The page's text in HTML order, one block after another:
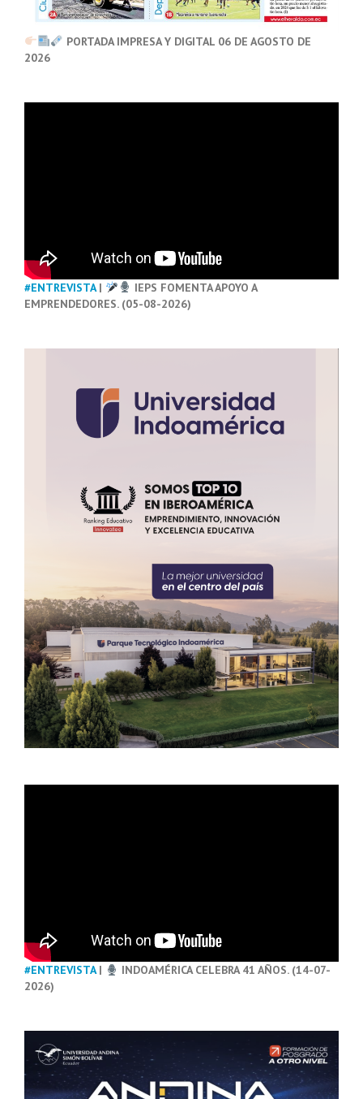
PORTADA IMPRESA Y DIGITAL 06 DE AGOSTO DE
2026
#ENTREVISTA|
IEPS FOMENTA APOYO A
EMPRENDEDORES. (05-08-2026)
#ENTREVISTA|
INDOAMÉRICA CELEBRA 41 AÑOS. (14-07-
2026)